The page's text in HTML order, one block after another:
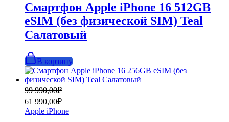
Смартфон Apple iPhone 16 512GB
eSIM (без физической SIM) Teal
Салатовый
В корзину
99 990,00₽
Первоначальная
цена
составляла
99
61 990,00₽
Текущая
цена:
61
990,00₽.
Apple iPhone